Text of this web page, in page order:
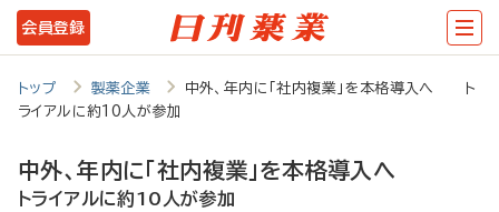
メ
イ
会員登録
トップ 製薬企業
中外、年内に「社内複業」を本格導入へ ト
ライアルに約10人が参加
中外、年内に「社内複業」を本格導入へ
トライアルに約10人が参加